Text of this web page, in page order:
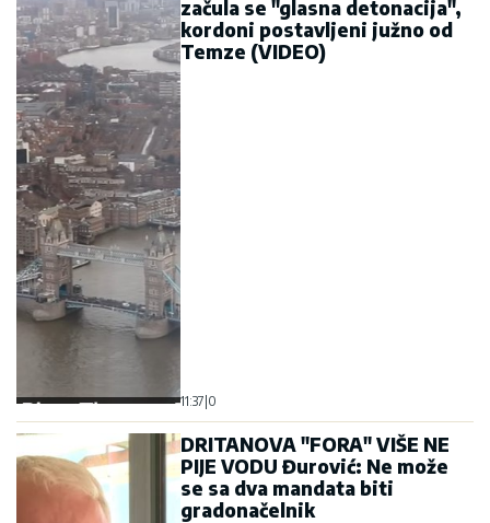
začula se "glasna detonacija",
kordoni postavljeni južno od
Temze (VIDEO)
11:37 0
DRITANOVA "FORA" VIŠE NE
PIJE VODU Đurović: Ne može
se sa dva mandata biti
gradonačelnik